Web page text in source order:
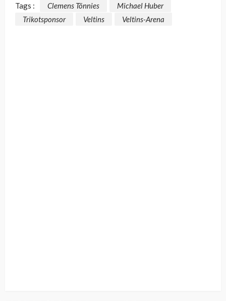
Tags : Clemens Tönnies
Michael Huber
Trikotsponsor
Veltins Veltins-Arena